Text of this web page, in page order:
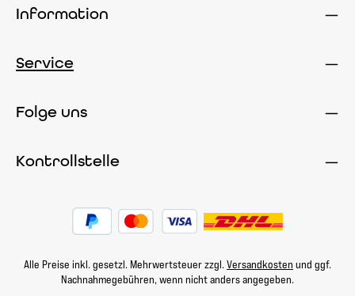
Information
Service
Folge uns
Kontrollstelle
Alle Preise inkl. gesetzl. Mehrwertsteuer zzgl. Versandkosten und ggf.
Nachnahmegebühren, wenn nicht anders angegeben.